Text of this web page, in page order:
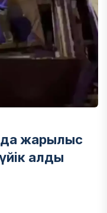
жарылыс
алды